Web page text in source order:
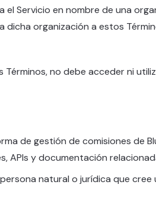
el Servicio en nombre de una
dicha organización a estos
no debe acceder ni
de gestión de comisiones de
APIs y documentación
natural o jurídica que